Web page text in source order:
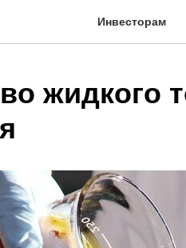
Инвесторам
жидкого